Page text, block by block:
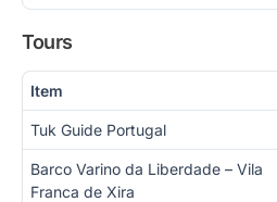
Tours
Item
Tuk Guide Portugal
Barco Varino da Liberdade – Vila
Franca de Xira